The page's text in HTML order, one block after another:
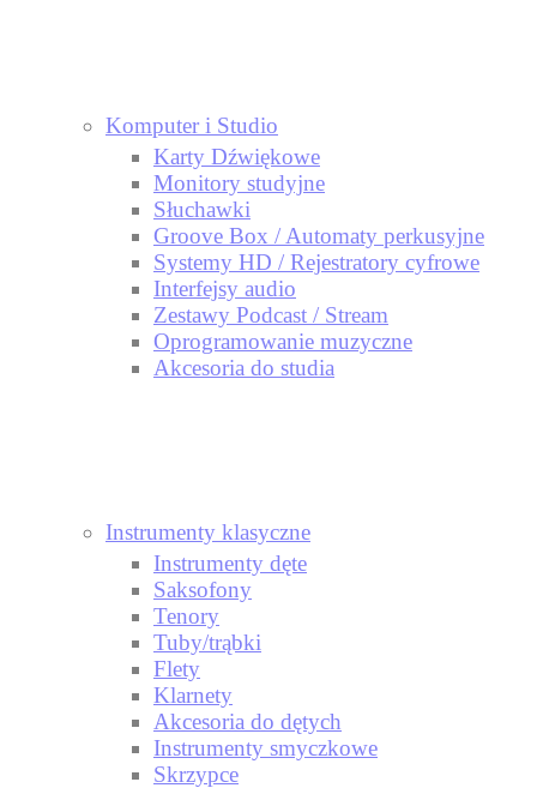
Komputer i Studio
Karty Dźwiękowe
Monitory studyjne
Słuchawki
Groove Box / Automaty perkusyjne
Systemy HD / Rejestratory cyfrowe
Interfejsy audio
Zestawy Podcast / Stream
Oprogramowanie muzyczne
Akcesoria do studia
Instrumenty klasyczne
Instrumenty dęte
Saksofony
Tenory
Tuby/trąbki
Flety
Klarnety
Akcesoria do dętych
Instrumenty smyczkowe
Skrzypce